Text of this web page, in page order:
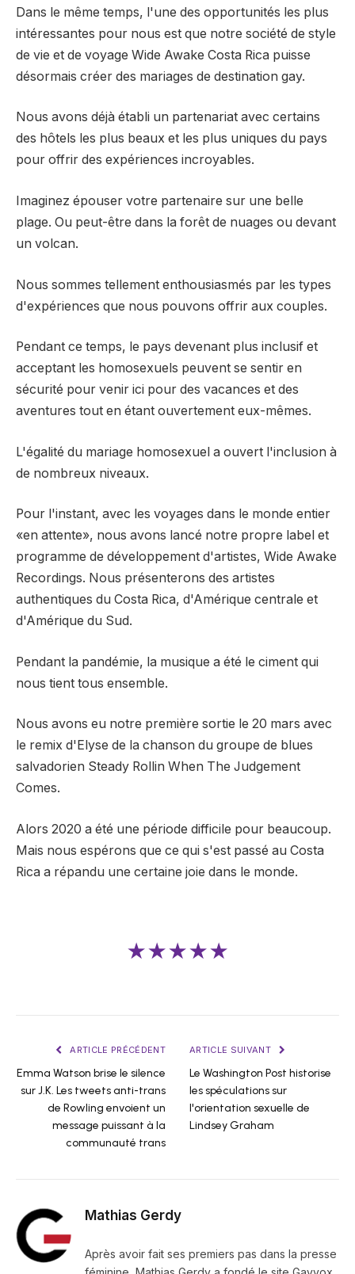
Dans le même temps, l'une des opportunités les plus
intéressantes pour nous est que notre société de style
de vie et de voyage Wide Awake Costa Rica puisse
désormais créer des mariages de destination gay.
Nous avons déjà établi un partenariat avec certains
des hôtels les plus beaux et les plus uniques du pays
pour offrir des expériences incroyables.
Imaginez épouser votre partenaire sur une belle
plage. Ou peut-être dans la forêt de nuages ​​ou devant
un volcan.
Nous sommes tellement enthousiasmés par les types
d'expériences que nous pouvons offrir aux couples.
Pendant ce temps, le pays devenant plus inclusif et
acceptant les homosexuels peuvent se sentir en
sécurité pour venir ici pour des vacances et des
aventures tout en étant ouvertement eux-mêmes.
L'égalité du mariage homosexuel a ouvert l'inclusion à
de nombreux niveaux.
Pour l'instant, avec les voyages dans le monde entier
«en attente», nous avons lancé notre propre label et
programme de développement d'artistes, Wide Awake
Recordings. Nous présenterons des artistes
authentiques du Costa Rica, d'Amérique centrale et
d'Amérique du Sud.
Pendant la pandémie, la musique a été le ciment qui
nous tient tous ensemble.
Nous avons eu notre première sortie le 20 mars avec
le remix d'Elyse de la chanson du groupe de blues
salvadorien Steady Rollin When The Judgement
Comes.
Alors 2020 a été une période difficile pour beaucoup.
Mais nous espérons que ce qui s'est passé au Costa
Rica a répandu une certaine joie dans le monde.
★★★★★
ARTICLE PRÉCÉDENT
Emma Watson brise le silence
sur J.K. Les tweets anti-trans
de Rowling envoient un
message puissant à la
communauté trans
ARTICLE SUIVANT
Le Washington Post historise
les spéculations sur
l'orientation sexuelle de
Lindsey Graham
Mathias Gerdy
Après avoir fait ses premiers pas dans la presse